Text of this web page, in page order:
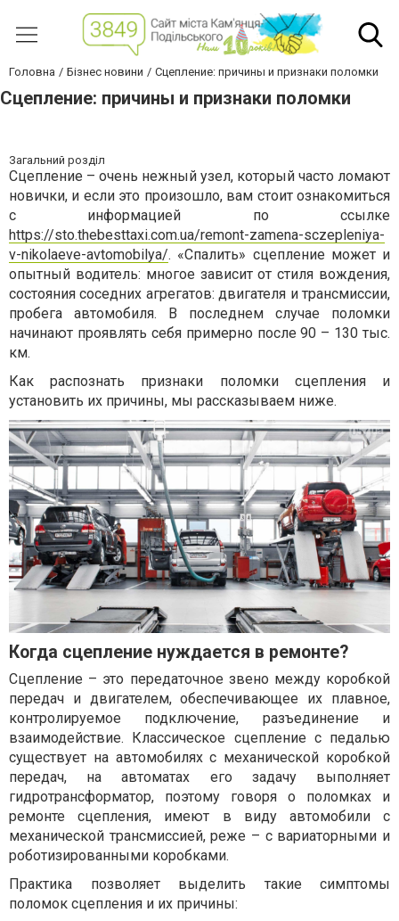
Головна Бізнес новини Сцепление: причины и признаки поломки
Сцепление: причины и признаки поломки
Загальний розділ
Сцепление – очень нежный узел, который часто ломают
новички, и если это произошло, вам стоит ознакомиться
с информацией по ссылке
https://sto.thebesttaxi.com.ua/remont-zamena-sczepleniya-
v-nikolaeve-avtomobilya/. «Спалить» сцепление может и
опытный водитель: многое зависит от стиля вождения,
состояния соседних агрегатов: двигателя и трансмиссии,
пробега автомобиля. В последнем случае поломки
начинают проявлять себя примерно после 90 – 130 тыс.
км.
Как распознать признаки поломки сцепления и
установить их причины, мы рассказываем ниже.
Когда сцепление нуждается в ремонте?
Сцепление – это передаточное звено между коробкой
передач и двигателем, обеспечивающее их плавное,
контролируемое подключение, разъединение и
взаимодействие. Классическое сцепление с педалью
существует на автомобилях с механической коробкой
передач, на автоматах его задачу выполняет
гидротрансформатор, поэтому говоря о поломках и
ремонте сцепления, имеют в виду автомобили с
механической трансмиссией, реже – с вариаторными и
роботизированными коробками.
Практика позволяет выделить такие симптомы
поломок сцепления и их причины: